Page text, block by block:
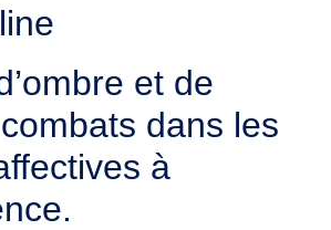
et de
dans les
à